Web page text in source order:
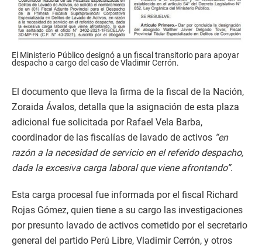
El Ministerio Público designó a un fiscal transitorio para apoyar
despacho a cargo del caso de Vladimir Cerrón.
El documento que lleva la firma de la fiscal de la Nación,
Zoraida Ávalos, detalla que la asignación de esta plaza
adicional fue solicitada por Rafael Vela Barba,
coordinador de las fiscalías de lavado de activos “en
razón a la necesidad de servicio en el referido despacho,
dada la excesiva carga laboral que viene afrontando”.
Esta carga procesal fue informada por el fiscal Richard
Rojas Gómez, quien tiene a su cargo las investigaciones
por presunto lavado de activos cometido por el secretario
general del partido Perú Libre, Vladimir Cerrón, y otros